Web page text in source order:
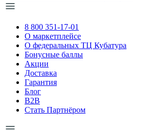
8 800 351-17-01
О маркетплейсе
О федеральных ТЦ Кубатура
Бонусные баллы
Акции
Доставка
Гарантия
Блог
B2B
Стать Партнёром